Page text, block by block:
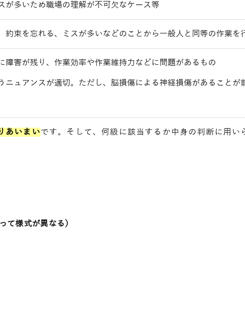
多いため職場の理解が不可欠なケース等
約束を忘れる、ミスが多いなどのことから一般人と同等の作業を
障害が残り、作業効率や作業維持力などに問題があるもの
ュアンスが適切。ただし、脳損傷による神経損傷があることが
あいまいです。そして、何級に該当するか中身の判断に用い
て様式が異なる）